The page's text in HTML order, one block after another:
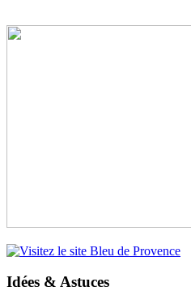
Idées & Astuces